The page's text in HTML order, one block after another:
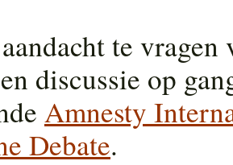
te
discussie op
Amnesty
Debate.